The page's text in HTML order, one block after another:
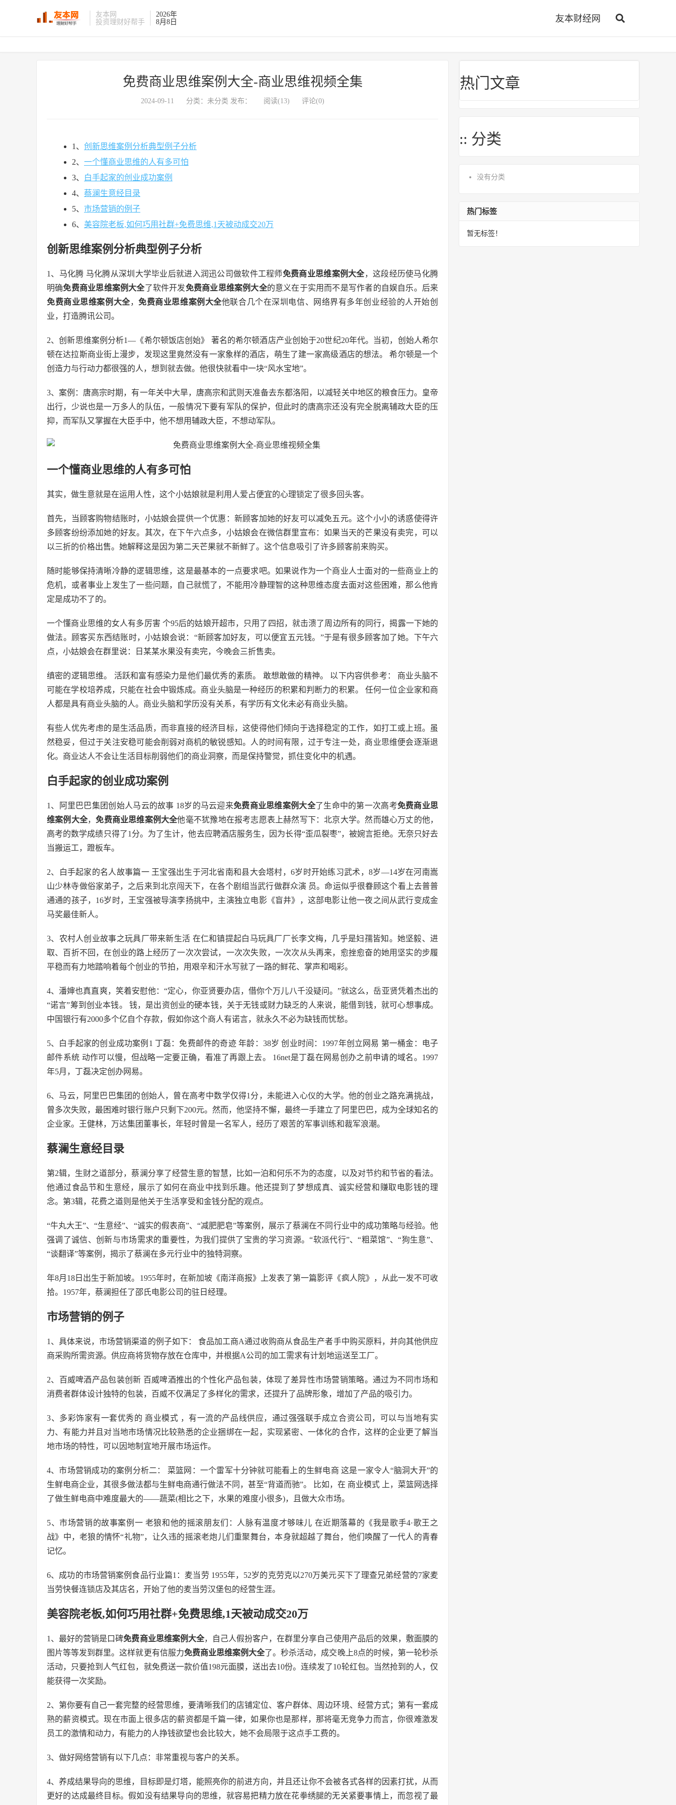
友本网
投资理财好帮手
2026年
8月8日
友本财经网
免费商业思维案例大全-商业思维视频全集
2024-09-11 分类：未分类 发布： 阅读(13) 评论(0)
1、 创新思维案例分析典型例子分析
2、 一个懂商业思维的人有多可怕
3、
白手起家的创业成功案例
4、 蔡澜生意经目录
5、 市场营销的例子
6、 美容院老板,如何巧用社群+免费思维,1天被动成交20万
创新思维案例分析典型例子分析
1、马化腾 马化腾从深圳大学毕业后就进入润迅公司做软件工程师免费商业思维案例大全，这段经历使马化腾
明确免费商业思维案例大全了软件开发免费商业思维案例大全的意义在于实用而不是写作者的自娱自乐。后来
免费商业思维案例大全，免费商业思维案例大全他联合几个在深圳电信、网络界有多年创业经验的人开始创
业，打造腾讯公司。
2、创新思维案例分析1—《希尔顿饭店创始》 著名的希尔顿酒店产业创始于20世纪20年代。当初，创始人希尔
顿在达拉斯商业街上漫步，发现这里竟然没有一家象样的酒店，萌生了建一家高级酒店的想法。 希尔顿是一个
创造力与行动力都很强的人，想到就去做。他很快就看中一块“风水宝地”。
3、案例：唐高宗时期，有一年关中大旱，唐高宗和武则天准备去东都洛阳，以减轻关中地区的粮食压力。皇帝
出行，少说也是一万多人的队伍，一般情况下要有军队的保护，但此时的唐高宗还没有完全脱离辅政大臣的压
抑，而军队又掌握在大臣手中，他不想用辅政大臣，不想动军队。
一个懂商业思维的人有多可怕
其实，做生意就是在运用人性，这个小姑娘就是利用人爱占便宜的心理锁定了很多回头客。
首先，当顾客购物结账时，小姑娘会提供一个优惠：新顾客加她的好友可以减免五元。这个小小的诱惑使得许
多顾客纷纷添加她的好友。其次，在下午六点多，小姑娘会在微信群里宣布：如果当天的芒果没有卖完，可以
以三折的价格出售。她解释这是因为第二天芒果就不新鲜了。这个信息吸引了许多顾客前来购买。
随时能够保持清晰冷静的逻辑思维，这是最基本的一点要求吧。如果说作为一个商业人士面对的一些商业上的
危机，或者事业上发生了一些问题，自己就慌了，不能用冷静理智的这种思维态度去面对这些困难，那么他肯
定是成功不了的。
一个懂商业思维的女人有多厉害 个95后的姑娘开超市，只用了四招，就击溃了周边所有的同行，揭露一下她的
做法。顾客买东西结账时，小姑娘会说：“新顾客加好友，可以便宜五元钱。”于是有很多顾客加了她。下午六
点，小姑娘会在群里说：日某某水果没有卖完，今晚会三折售卖。
缜密的逻辑思维。 活跃和富有感染力是他们最优秀的素质。 敢想敢做的精神。 以下内容供参考： 商业头脑不
可能在学校培养成，只能在社会中锻炼成。商业头脑是一种经历的积累和判断力的积累。 任何一位企业家和商
人都是具有商业头脑的人。商业头脑和学历没有关系，有学历有文化未必有商业头脑。
有些人优先考虑的是生活品质，而非直接的经济目标，这使得他们倾向于选择稳定的工作，如打工或上班。虽
然稳妥，但过于关注安稳可能会削弱对商机的敏锐感知。人的时间有限，过于专注一处，商业思维便会逐渐退
化。商业达人不会让生活目标削弱他们的商业洞察，而是保持警觉，抓住变化中的机遇。
白手起家的创业成功案例
1、阿里巴巴集团创始人马云的故事 18岁的马云迎来免费商业思维案例大全了生命中的第一次高考免费商业思
维案例大全，免费商业思维案例大全他毫不犹豫地在报考志愿表上赫然写下：北京大学。然而雄心万丈的他，
高考的数学成绩只得了1分。为了生计，他去应聘酒店服务生，因为长得“歪瓜裂枣”，被婉言拒绝。无奈只好去
当搬运工，蹬板车。
2、白手起家的名人故事篇一 王宝强出生于河北省南和县大会塔村，6岁时开始练习武术，8岁—14岁在河南嵩
山少林寺做俗家弟子，之后来到北京闯天下，在各个剧组当武行做群众演 员。命运似乎很眷顾这个看上去普普
通通的孩子，16岁时，王宝强被导演李扬挑中，主演独立电影《盲井》，这部电影让他一夜之间从武行变成金
马奖最佳新人。
3、农村人创业故事之玩具厂带来新生活 在仁和镇提起白马玩具厂厂长李文梅，几乎是妇孺皆知。她坚毅、进
取、百折不回，在创业的路上经历了一次次尝试，一次次失败，一次次从头再来，愈挫愈奋的她用坚实的步履
平稳而有力地踏响着每个创业的节拍，用艰辛和汗水写就了一路的鲜花、掌声和喝彩。
4、潘婶也真直爽，笑着安慰他：“定心，你亚贤要办店，借你个万儿八千没疑问。”就这么，岳亚贤凭着杰出的
“诺言”筹到创业本钱。 钱，是出资创业的硬本钱，关于无钱或财力缺乏的人来说，能借到钱，就可心想事成。
中国银行有2000多个亿自个存款，假如你这个商人有诺言，就永久不必为缺钱而忧愁。
5、白手起家的创业成功案例1 丁磊：免费邮件的奇迹 年龄：38岁 创业时间：1997年创立网易 第一桶金：电子
邮件系统 动作可以慢，但战略一定要正确，看准了再跟上去。 16net是丁磊在网易创办之前申请的域名。1997
年5月，丁磊决定创办网易。
6、马云，阿里巴巴集团的创始人，曾在高考中数学仅得1分，未能进入心仪的大学。他的创业之路充满挑战，
曾多次失败，最困难时银行账户只剩下200元。然而，他坚持不懈，最终一手建立了阿里巴巴，成为全球知名的
企业家。王健林，万达集团董事长，年轻时曾是一名军人，经历了艰苦的军事训练和裁军浪潮。
蔡澜生意经目录
第2辑，生财之道部分，蔡澜分享了经营生意的智慧，比如一泊和何乐不为的态度，以及对节约和节省的看法。
他通过食品节和生意经，展示了如何在商业中找到乐趣。他还提到了梦想成真、诚实经营和赚取电影钱的理
念。第3辑，花费之道则是他关于生活享受和金钱分配的观点。
“牛丸大王”、“生意经”、“诚实的假表商”、“减肥肥皂”等案例，展示了蔡澜在不同行业中的成功策略与经验。他
强调了诚信、创新与市场需求的重要性，为我们提供了宝贵的学习资源。“软派代行”、“粗菜馆”、“狗生意”、
“谈翻译”等案例，揭示了蔡澜在多元行业中的独特洞察。
年8月18日出生于新加坡。1955年时，在新加坡《南洋商报》上发表了第一篇影评《疯人院》，从此一发不可收
拾。1957年，蔡澜担任了邵氏电影公司的驻日经理。
市场营销的例子
1、具体来说，市场营销渠道的例子如下： 食品加工商A通过收购商从食品生产者手中购买原料，并向其他供应
商采购所需资源。供应商将货物存放在仓库中，并根据A公司的加工需求有计划地运送至工厂。
2、百威啤酒产品包装创新 百威啤酒推出的个性化产品包装，体现了差异性市场营销策略。通过为不同市场和
消费者群体设计独特的包装，百威不仅满足了多样化的需求，还提升了品牌形象，增加了产品的吸引力。
3、多彩饰家有一套优秀的 商业模式 ，有一流的产品线供应，通过强强联手成立合资公司，可以与当地有实
力、有能力并且对当地市场情况比较熟悉的企业捆绑在一起，实现紧密、一体化的合作，这样的企业更了解当
地市场的特性，可以因地制宜地开展市场运作。
4、市场营销成功的案例分析二： 菜篮网：一个雷军十分钟就可能看上的生鲜电商 这是一家令人“脑洞大开”的
生鲜电商企业，其很多做法都与生鲜电商通行做法不同，甚至“背道而驰”。 比如，在 商业模式 上，菜篮网选择
了做生鲜电商中难度最大的——蔬菜(相比之下，水果的难度小很多)，且做大众市场。
5、市场营销的故事案例一 老狼和他的摇滚朋友们：人脉有温度才够味儿 在近期落幕的《我是歌手4·歌王之
战》中，老狼的情怀“礼物”，让久违的摇滚老炮儿们重聚舞台，本身就超越了舞台，他们唤醒了一代人的青春
记忆。
6、成功的市场营销案例食品行业篇1：麦当劳 1955年，52岁的克劳克以270万美元买下了理查兄弟经营的7家麦
当劳快餐连锁店及其店名，开始了他的麦当劳汉堡包的经营生涯。
美容院老板,如何巧用社群+免费思维,1天被动成交20万
1、最好的营销是口碑免费商业思维案例大全，自己人假扮客户，在群里分享自己使用产品后的效果，敷面膜的
图片等等发到群里。这样就更有信服力免费商业思维案例大全了。秒杀活动，成交晚上8点的时候，第一轮秒杀
活动，只要抢到人气红包，就免费送一款价值198元面膜，送出去10份。连续发了10轮红包。当然抢到的人，仅
能获得一次奖励。
2、第你要有自己一套完整的经营思维，要清晰我们的店铺定位、客户群体、周边环境、经营方式；第有一套成
熟的薪资模式。现在市面上很多店的薪资都是千篇一律，如果你也是那样，那将毫无竞争力而言，你很难激发
员工的激情和动力，有能力的人挣钱欲望也会比较大，她不会局限于这点手工费的。
3、做好网络营销有以下几点：非常重视与客户的关系。
4、养成结果导向的思维，目标即是灯塔，能照亮你的前进方向，并且还让你不会被各式各样的因素打扰，从而
更好的达成最终目标。假如没有结果导向的思维，就容易把精力放在花拳绣腿的无关紧要事情上，而忽视了最
热门文章
:: 分类
没有分类
热门标签
暂无标签！